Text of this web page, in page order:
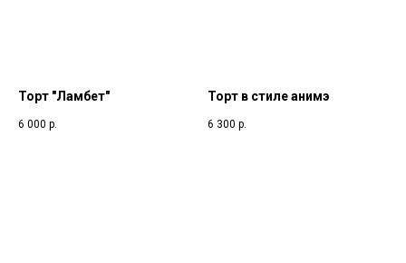
Торт "Ламбет"
6 000 р.
Торт в стиле анимэ
6 300 р.